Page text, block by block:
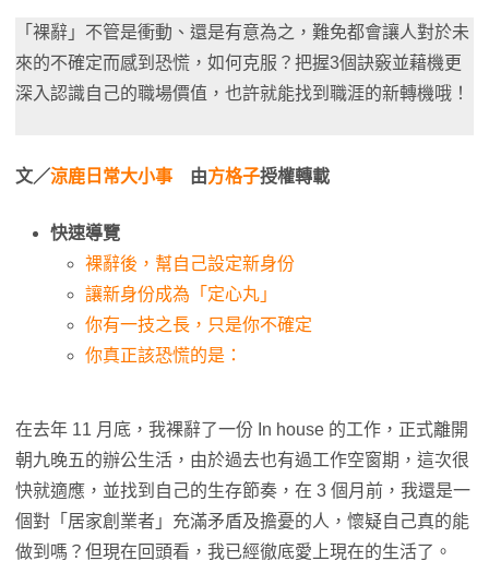
「裸辭」不管是衝動、還是有意為之，難免都會讓人對於未
來的不確定而感到恐慌，如何克服？把握3個訣竅並藉機更
深入認識自己的職場價值，也許就能找到職涯的新轉機哦！
文／涼鹿日常大小事 由方格子授權轉載
快速導覽
裸辭後，幫自己設定新身份
讓新身份成為「定心丸」
你有一技之長，只是你不確定
你真正該恐慌的是：
在去年 11 月底，我裸辭了一份 In house 的工作，正式離開
朝九晚五的辦公生活，由於過去也有過工作空窗期，這次很
快就適應，並找到自己的生存節奏，在 3 個月前，我還是一
個對「居家創業者」充滿矛盾及擔憂的人，懷疑自己真的能
做到嗎？但現在回頭看，我已經徹底愛上現在的生活了。